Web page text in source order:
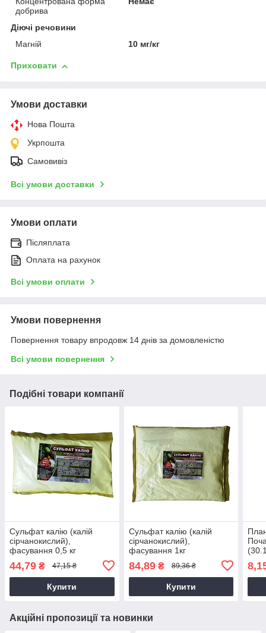
добрива
Діючі речовини
Магній
10 мг/кг
Приховати
Умови доставки
Нова Пошта
Укрпошта
Самовивіз
Всі умови доставки
Умови оплати
Післяплата
Оплата на рахунок
Всі умови оплати
Умови повернення
Повернення товару впродовж 14 днів за домовленістю
Всі умови повернення
Подібні товари компанії
Сульфат калію (калій
сірчанокислий),
фасування 0,5 кг
44,79 ₴ 47,15 ₴
Купити
Сульфат калію (калій
сірчанокислий),
фасування 1кг
84,89₴ 89,36 ₴
Купити
Акційні пропозиції та новинки